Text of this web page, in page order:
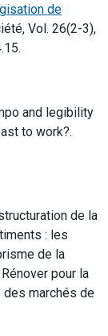
de
Vol. 26(2-3),
and legibility
to work?.
de la
: les
de la
pour la
marchés de